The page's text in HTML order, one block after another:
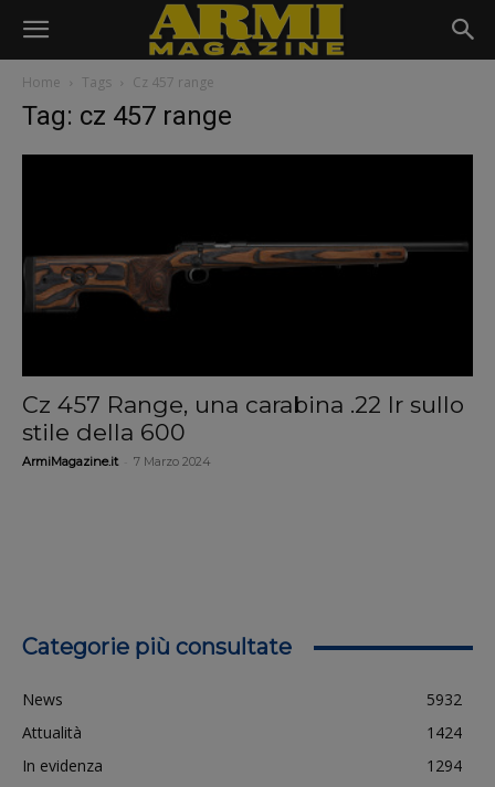
Home Tags Cz 457 range
Tag: cz 457 range
Cz 457 Range, una carabina .22 lr sullo
stile della 600
ArmiMagazine.it 7 Marzo 2024
Categorie più consultate
News
5932
Attualità
1424
In evidenza
1294